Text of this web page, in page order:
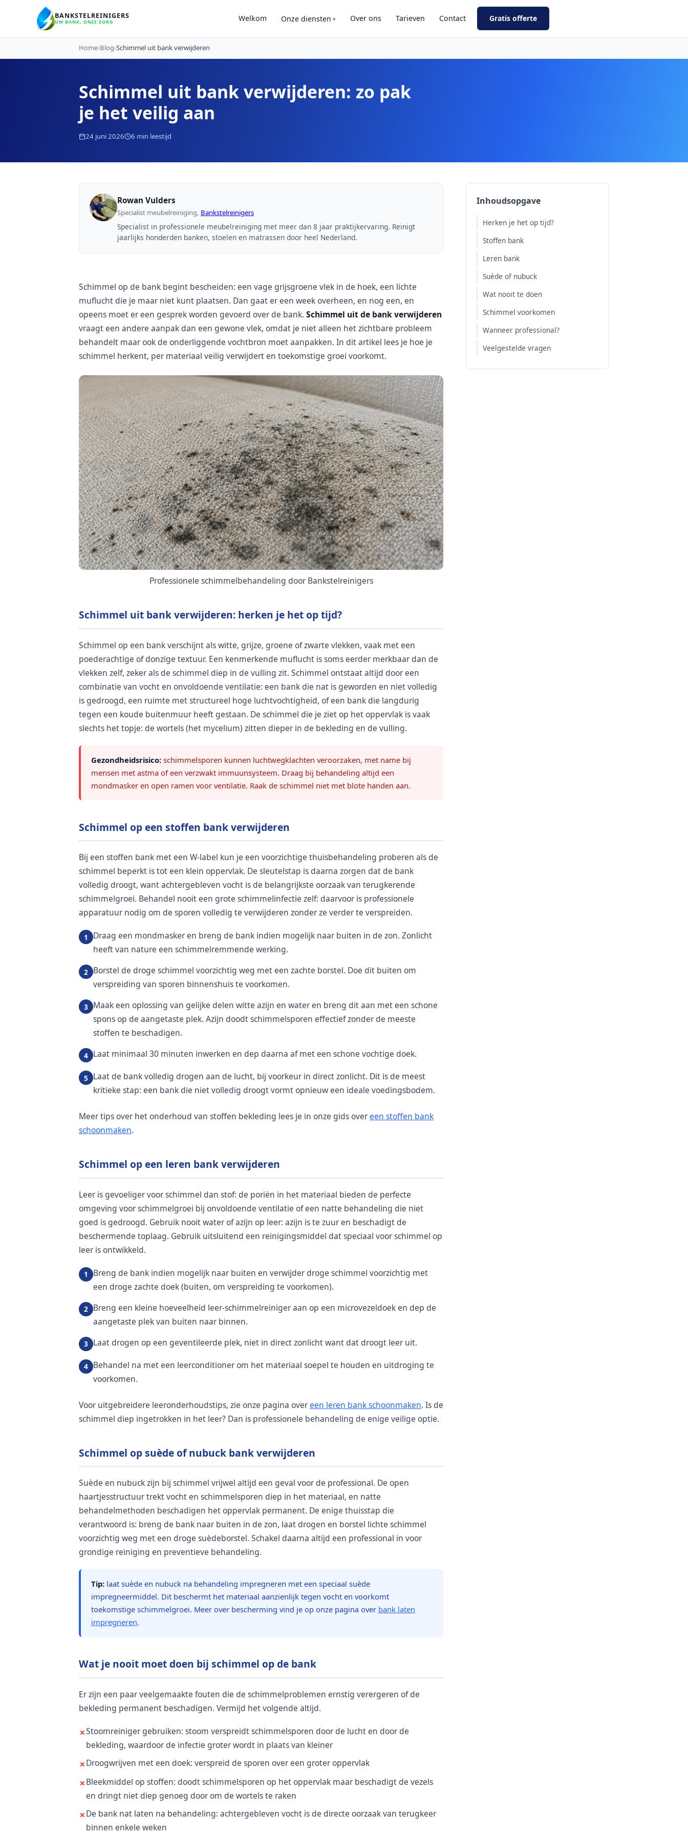
BANKSTELREINIGERS
UW BANK, ONZE ZORG Welkom Onze diensten Over ons Tarieven Contact Gratis offerte
Home›Blog›Schimmel uit bank verwijderen
Schimmel uit bank verwijderen: zo pak
je het veilig aan
24 juni 2026 6 min leestijd
Rowan Vulders
Specialist meubelreiniging, Bankstelreinigers
Specialist in professionele meubelreiniging met meer dan 8 jaar praktijkervaring. Reinigt
jaarlijks honderden banken, stoelen en matrassen door heel Nederland.
Schimmel op de bank begint bescheiden: een vage grijsgroene vlek in de hoek, een lichte
muflucht die je maar niet kunt plaatsen. Dan gaat er een week overheen, en nog een, en
opeens moet er een gesprek worden gevoerd over de bank. Schimmel uit de bank verwijderen
vraagt een andere aanpak dan een gewone vlek, omdat je niet alleen het zichtbare probleem
behandelt maar ook de onderliggende vochtbron moet aanpakken. In dit artikel lees je hoe je
schimmel herkent, per materiaal veilig verwijdert en toekomstige groei voorkomt.
Professionele schimmelbehandeling door Bankstelreinigers
Schimmel uit bank verwijderen: herken je het op tijd?
Schimmel op een bank verschijnt als witte, grijze, groene of zwarte vlekken, vaak met een
poederachtige of donzige textuur. Een kenmerkende muflucht is soms eerder merkbaar dan de
vlekken zelf, zeker als de schimmel diep in de vulling zit. Schimmel ontstaat altijd door een
combinatie van vocht en onvoldoende ventilatie: een bank die nat is geworden en niet volledig
is gedroogd, een ruimte met structureel hoge luchtvochtigheid, of een bank die langdurig
tegen een koude buitenmuur heeft gestaan. De schimmel die je ziet op het oppervlak is vaak
slechts het topje: de wortels (het mycelium) zitten dieper in de bekleding en de vulling.
Gezondheidsrisico: schimmelsporen kunnen luchtwegklachten veroorzaken, met name bij
mensen met astma of een verzwakt immuunsysteem. Draag bij behandeling altijd een
mondmasker en open ramen voor ventilatie. Raak de schimmel niet met blote handen aan.
Schimmel op een stoffen bank verwijderen
Bij een stoffen bank met een W-label kun je een voorzichtige thuisbehandeling proberen als de
schimmel beperkt is tot een klein oppervlak. De sleutelstap is daarna zorgen dat de bank
volledig droogt, want achtergebleven vocht is de belangrijkste oorzaak van terugkerende
schimmelgroei. Behandel nooit een grote schimmelinfectie zelf: daarvoor is professionele
apparatuur nodig om de sporen volledig te verwijderen zonder ze verder te verspreiden.
Draag een mondmasker en breng de bank indien mogelijk naar buiten in de zon. Zonlicht
heeft van nature een schimmelremmende werking.
Borstel de droge schimmel voorzichtig weg met een zachte borstel. Doe dit buiten om
verspreiding van sporen binnenshuis te voorkomen.
Maak een oplossing van gelijke delen witte azijn en water en breng dit aan met een schone
spons op de aangetaste plek. Azijn doodt schimmelsporen effectief zonder de meeste
stoffen te beschadigen.
Laat minimaal 30 minuten inwerken en dep daarna af met een schone vochtige doek.
Laat de bank volledig drogen aan de lucht, bij voorkeur in direct zonlicht. Dit is de meest
kritieke stap: een bank die niet volledig droogt vormt opnieuw een ideale voedingsbodem.
Meer tips over het onderhoud van stoffen bekleding lees je in onze gids overeen stoffen bank
schoonmaken.
Schimmel op een leren bank verwijderen
Leer is gevoeliger voor schimmel dan stof: de poriën in het materiaal bieden de perfecte
omgeving voor schimmelgroei bij onvoldoende ventilatie of een natte behandeling die niet
goed is gedroogd. Gebruik nooit water of azijn op leer: azijn is te zuur en beschadigt de
beschermende toplaag. Gebruik uitsluitend een reinigingsmiddel dat speciaal voor schimmel op
leer is ontwikkeld.
Breng de bank indien mogelijk naar buiten en verwijder droge schimmel voorzichtig met
een droge zachte doek (buiten, om verspreiding te voorkomen).
Breng een kleine hoeveelheid leer-schimmelreiniger aan op een microvezeldoek en dep de
aangetaste plek van buiten naar binnen.
Laat drogen op een geventileerde plek, niet in direct zonlicht want dat droogt leer uit.
Behandel na met een leerconditioner om het materiaal soepel te houden en uitdroging te
voorkomen.
Voor uitgebreidere leeronderhoudstips, zie onze pagina overeen leren bank schoonmaken. Is de
schimmel diep ingetrokken in het leer? Dan is professionele behandeling de enige veilige optie.
Schimmel op suède of nubuck bank verwijderen
Suède en nubuck zijn bij schimmel vrijwel altijd een geval voor de professional. De open
haartjesstructuur trekt vocht en schimmelsporen diep in het materiaal, en natte
behandelmethoden beschadigen het oppervlak permanent. De enige thuisstap die
verantwoord is: breng de bank naar buiten in de zon, laat drogen en borstel lichte schimmel
voorzichtig weg met een droge suèdeborstel. Schakel daarna altijd een professional in voor
grondige reiniging en preventieve behandeling.
Tip: laat suède en nubuck na behandeling impregneren met een speciaal suède
impregneermiddel. Dit beschermt het materiaal aanzienlijk tegen vocht en voorkomt
toekomstige schimmelgroei. Meer over bescherming vind je op onze pagina over bank laten
impregneren.
Wat je nooit moet doen bij schimmel op de bank
Er zijn een paar veelgemaakte fouten die de schimmelproblemen ernstig verergeren of de
bekleding permanent beschadigen. Vermijd het volgende altijd.
Stoomreiniger gebruiken: stoom verspreidt schimmelsporen door de lucht en door de
bekleding, waardoor de infectie groter wordt in plaats van kleiner
Droogwrijven met een doek: verspreid de sporen over een groter oppervlak
Bleekmiddel op stoffen: doodt schimmelsporen op het oppervlak maar beschadigt de vezels
en dringt niet diep genoeg door om de wortels te raken
De bank nat laten na behandeling: achtergebleven vocht is de directe oorzaak van terugkeer
binnen enkele weken
Inhoudsopgave
Herken je het op tijd?
Stoffen bank
Leren bank
Suède of nubuck
Wat nooit te doen
Schimmel voorkomen
Wanneer professional?
Veelgestelde vragen